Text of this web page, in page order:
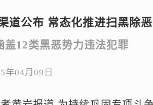
道公布 常态化推进扫黑除恶
盖12类黑恶势力违法犯罪
年04月09日